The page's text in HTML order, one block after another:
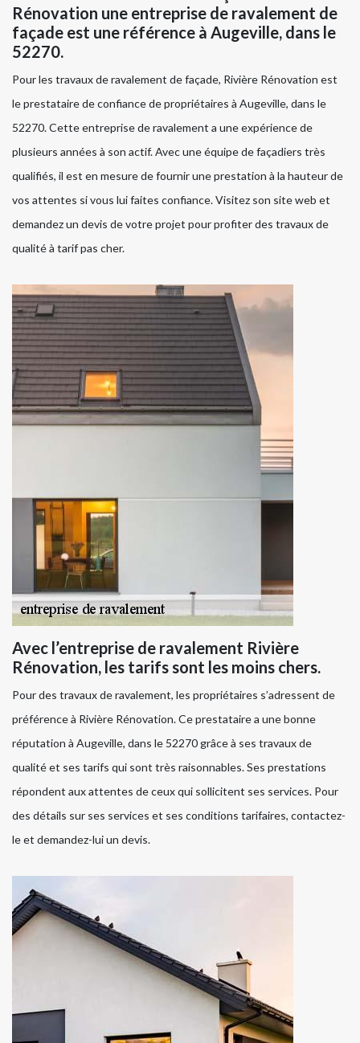
Rénovation une entreprise de ravalement de
façade est une référence à Augeville, dans le
52270.
Pour les travaux de ravalement de façade, Rivière Rénovation est
le prestataire de confiance de propriétaires à Augeville, dans le
52270. Cette entreprise de ravalement a une expérience de
plusieurs années à son actif. Avec une équipe de façadiers très
qualifiés, il est en mesure de fournir une prestation à la hauteur de
vos attentes si vous lui faites confiance. Visitez son site web et
demandez un devis de votre projet pour profiter des travaux de
qualité à tarif pas cher.
Avec l’entreprise de ravalement Rivière
Rénovation, les tarifs sont les moins chers.
Pour des travaux de ravalement, les propriétaires s’adressent de
préférence à Rivière Rénovation. Ce prestataire a une bonne
réputation à Augeville, dans le 52270 grâce à ses travaux de
qualité et ses tarifs qui sont très raisonnables. Ses prestations
répondent aux attentes de ceux qui sollicitent ses services. Pour
des détails sur ses services et ses conditions tarifaires, contactez-
le et demandez-lui un devis.